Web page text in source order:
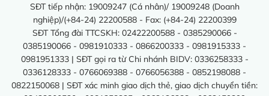
SĐT tiếp nhận: 19009247 (Cá nhân)/ 19009248 (Doanh
nghiệp)/(+84-24) 22200588 - Fax: (+84-24) 22200399
SĐT Tổng đài TTCSKH: 02422200588 - 0385290066 -
0385190066 - 0981910333 - 0866200333 - 0981915333 -
0981951333 | SĐT gọi ra từ Chi nhánh BIDV: 0336258333 -
0336128333 - 0766069388 - 0766056388 - 0852198088 -
0822150068 | SĐT xác minh giao dịch thẻ, giao dịch chuyển tiền: